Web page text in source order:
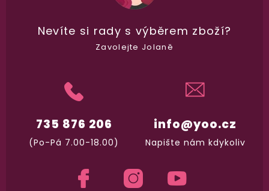
dle recenzí ověřených zakazníkůna Heuréce
100% diskrétní balení
Nikdo nepozná, co jste si objednali. Mrkněte,
Na rychlosti záleží! Vše důležité máme
a okamžitě odesíláme.
info@yoo.cz
Napište nám kdykoliv
735 876 206
(Po-Pá 7.00-18.00)
Nevíte si rady s výběrem zboží?
Zavolejte Jolaně